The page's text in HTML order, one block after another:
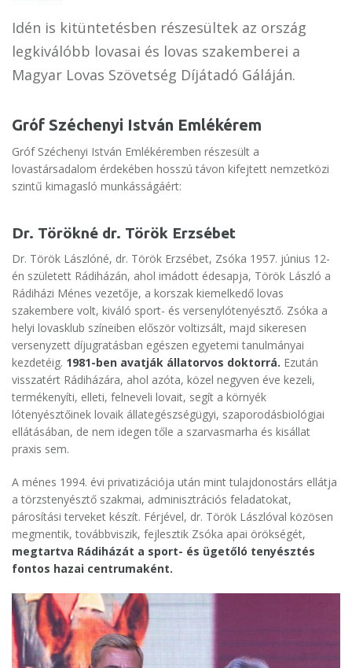
Idén is kitüntetésben részesültek az ország
legkiválóbb lovasai és lovas szakemberei a
Magyar Lovas Szövetség Díjátadó Gáláján.
Gróf Széchenyi István Emlékérem
Gróf Széchenyi István Emlékéremben részesült a
lovastársadalom érdekében hosszú távon kifejtett nemzetközi
szintű kimagasló munkásságáért:
Dr. Törökné dr. Török Erzsébet
Dr. Török Lászlóné, dr. Török Erzsébet, Zsóka 1957. június 12-
én született Rádiházán, ahol imádott édesapja, Török László a
Rádiházi Ménes vezetője, a korszak kiemelkedő lovas
szakembere volt, kiváló sport- és versenylótenyésztő. Zsóka a
helyi lovasklub színeiben először voltizsált, majd sikeresen
versenyzett díjugratásban egészen egyetemi tanulmányai
kezdetéig. 1981-ben avatják állatorvos doktorrá. Ezután
visszatért Rádiházára, ahol azóta, közel negyven éve kezeli,
termékenyíti, elleti, felneveli lovait, segít a környék
lótenyésztőinek lovaik állategészségügyi, szaporodásbiológiai
ellátásában, de nem idegen tőle a szarvasmarha és kisállat
praxis sem.
A ménes 1994. évi privatizációja után mint tulajdonostárs ellátja
a törzstenyésztő szakmai, adminisztrációs feladatokat,
párosítási terveket készít. Férjével, dr. Török Lászlóval közösen
megmentik, továbbviszik, fejlesztik Zsóka apai örökségét,
megtartva Rádiházát a sport- és ügetőló tenyésztés
fontos hazai centrumaként.